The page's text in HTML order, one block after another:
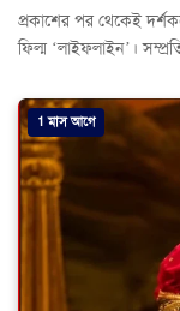
প্রকাশের পর থেকেই
ফিল্ম ‘লাইফলাইন’।
1 মাস আগে